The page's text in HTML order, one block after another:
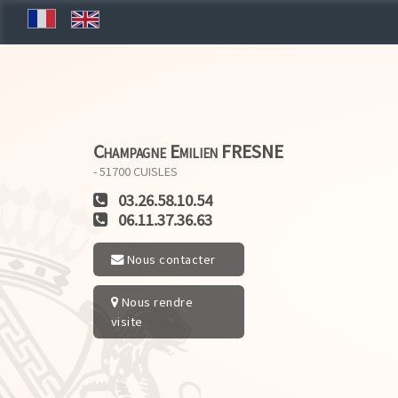
Champagne Emilien FRESNE
- 51700 CUISLES
03.26.58.10.54
06.11.37.36.63
Nous contacter
Nous rendre
visite